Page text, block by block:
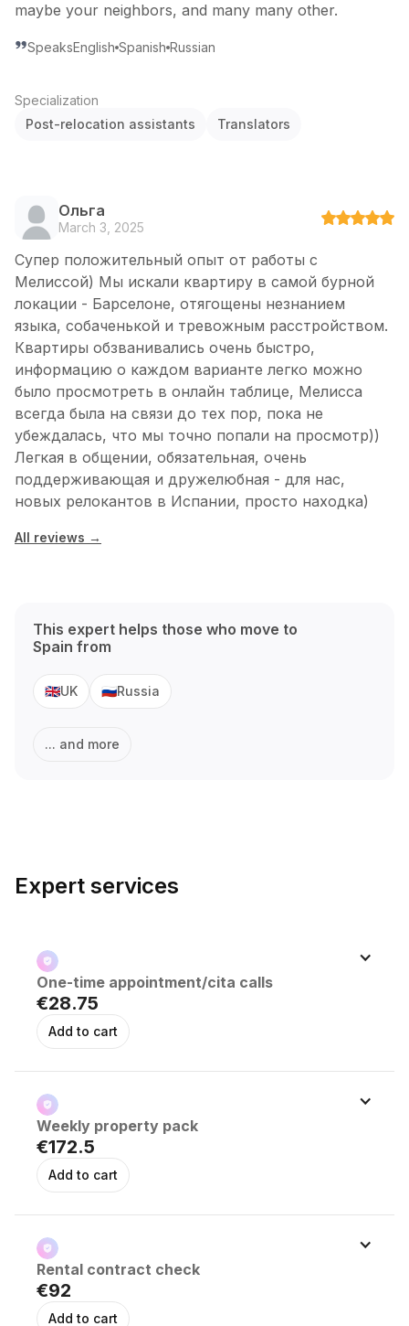
maybe your neighbors, and many many other.
SpeaksEnglish Spanish Russian
Specialization
Post-relocation assistants
Translators
Ольга
March 3, 2025
Супер положительный опыт от работы с
Мелиссой) Мы искали квартиру в самой бурной
локации - Барселоне, отягощены незнанием
языка, собаченькой и тревожным расстройством.
Квартиры обзванивались очень быстро,
информацию о каждом варианте легко можно
было просмотреть в онлайн таблице, Мелисса
всегда была на связи до тех пор, пока не
убеждалась, что мы точно попали на просмотр))
Легкая в общении, обязательная, очень
поддерживающая и дружелюбная - для нас,
новых релокантов в Испании, просто находка)
All reviews →
This expert helps those who move to
Spain from
🇬🇧UK 🇷🇺Russia
... and more
Expert services
One-time appointment/cita calls
€28.75
Weekly property pack
€172.5
Rental contract check
€92